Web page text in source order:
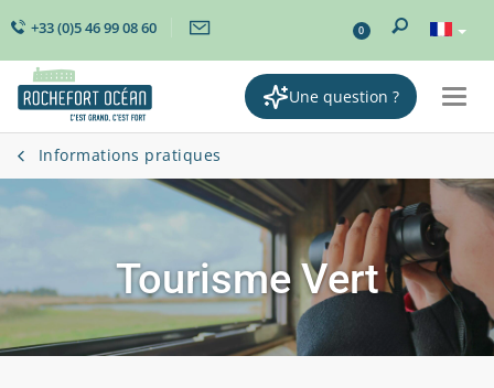
+33 (0)5 46 99 08 60 0
Une question ?
Informations pratiques
Tourisme Vert